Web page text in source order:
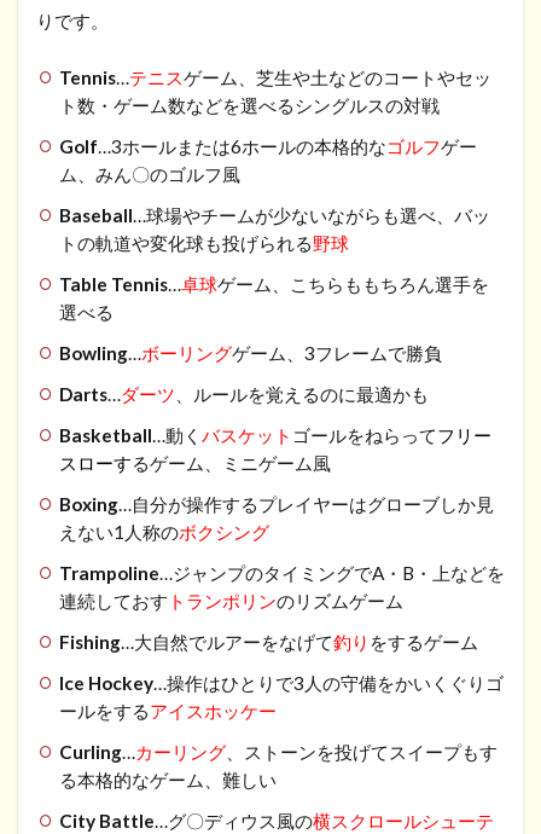
りです。
Tennis…テニスゲーム、芝生や土などのコートやセッ
ト数・ゲーム数などを選べるシングルスの対戦
Golf…3ホールまたは6ホールの本格的なゴルフゲー
ム、みん〇のゴルフ風
Baseball…球場やチームが少ないながらも選べ、バッ
トの軌道や変化球も投げられる野球
Table Tennis…卓球ゲーム、こちらももちろん選手を
選べる
Bowling…ボーリングゲーム、3フレームで勝負
Darts…ダーツ 、ルールを覚えるのに最適かも
Basketball…動く バスケット ゴールをねらってフリー
スローするゲーム、ミニゲーム風
Boxing…自分が操作するプレイヤーはグローブしか見
えない1人称のボクシング
Trampoline…ジャンプのタイミングでA・B・上などを
連続しておす トランポリンのリズムゲーム
Fishing…大自然でルアーをなげて釣り をするゲーム
Ice Hockey…操作はひとりで3人の守備をかいくぐりゴ
ールをするアイスホッケー
Curling…カーリング、ストーンを投げてスイープもす
る本格的なゲーム、難しい
City Battle…グ〇ディウス風の横スクロールシューテ